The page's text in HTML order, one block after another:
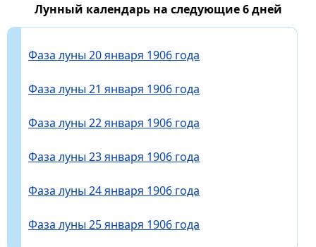
Лунный календарь на следующие 6 дней
Фаза луны 20 января 1906 года
Фаза луны 21 января 1906 года
Фаза луны 22 января 1906 года
Фаза луны 23 января 1906 года
Фаза луны 24 января 1906 года
Фаза луны 25 января 1906 года